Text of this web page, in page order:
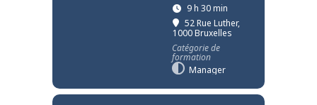
9 h 30 min
52 Rue Luther,
1000 Bruxelles
Catégorie de
formation
Manager